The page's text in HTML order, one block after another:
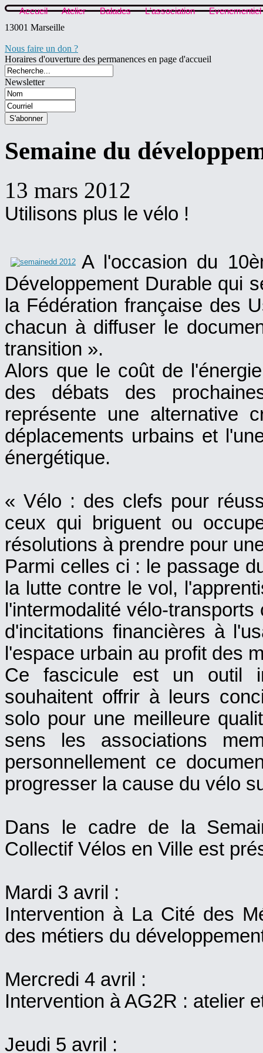
Accueil Atelier Balades L'association
Evenementiel
13001 Marseille
Nous faire un don ?
Horaires d'ouverture des permanences en page d'accueil
Newsletter
Semaine du
13 mars 2012
Utilisons plus le vélo !
A l'occasion du
Développement Durable qui
la Fédération française des
chacun à diffuser le
transition ».
Alors que le coût de
des débats des
représente une alternative
déplacements urbains et
énergétique.
« Vélo : des clefs pour
ceux qui briguent ou
résolutions à prendre pour
Parmi celles ci : le passage
la lutte contre le vol,
l'intermodalité vélo-
d'incitations financières à
l'espace urbain au profit des
Ce fascicule est un outil
souhaitent offrir à leurs
solo pour une meilleure
sens les associations
personnellement ce
progresser la cause du vélo
Dans le cadre de la
Collectif Vélos en Ville est
Mardi 3 avril :
Intervention à La Cité des
des métiers du
Mercredi 4 avril :
Intervention à AG2R : atelier
Jeudi 5 avril :